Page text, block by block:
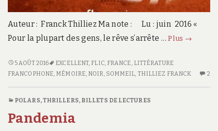
Auteur : Franck Thilliez Ma note : Lu : juin 2016 «
Pour la plupart des gens, le rêve s’arrête …Plus Rêver
→
RÊVER
5 AOÛT 2016 EXCELLENT, FLIC, FRANCE , LITTÉRATURE
FRANCOPHONE, MÉMOIRE, NOIR, SOMMEIL, THILLIEZ FRANCK 2
POLARS, THRILLERS, BILLETS DE LECTURES
Pandemia